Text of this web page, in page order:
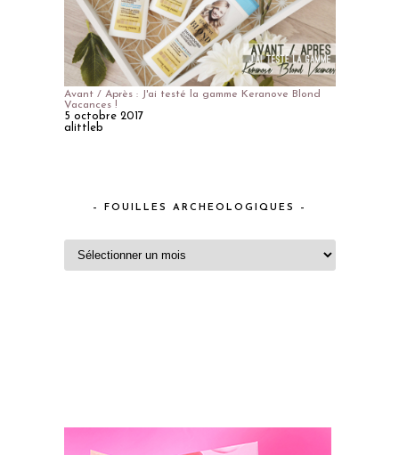
Avant / Après : J'ai testé la gamme Keranove Blond
Vacances !
5 octobre 2017
alittleb
– FOUILLES ARCHEOLOGIQUES –